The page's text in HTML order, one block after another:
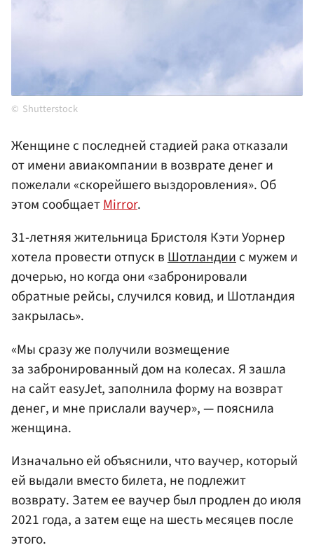
Shutterstock
Женщине с последней стадией рака отказали
от имени авиакомпании в возврате денег и
пожелали «скорейшего выздоровления». Об
этом сообщаетMirror.
31-летняя жительница Бристоля Кэти Уорнер
хотела провести отпуск вШотландиис мужем и
дочерью, но когда они «забронировали
обратные рейсы, случился ковид, и Шотландия
закрылась».
«Мы сразу же получили возмещение
за забронированный дом на колесах. Я зашла
на сайт easyJet, заполнила форму на возврат
денег, и мне прислали ваучер», — пояснила
женщина.
Изначально ей объяснили, что ваучер, который
ей выдали вместо билета, не подлежит
возврату. Затем ее ваучер был продлен до июля
2021 года, а затем еще на шесть месяцев после
этого.